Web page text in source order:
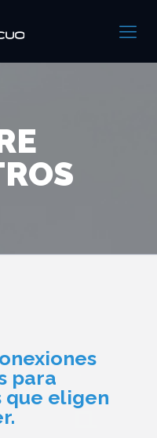
para
que eligen